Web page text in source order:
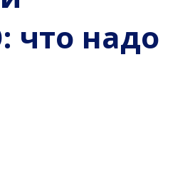
что надо